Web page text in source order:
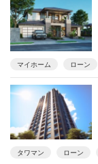
マイホーム ローン
タワマン ローン